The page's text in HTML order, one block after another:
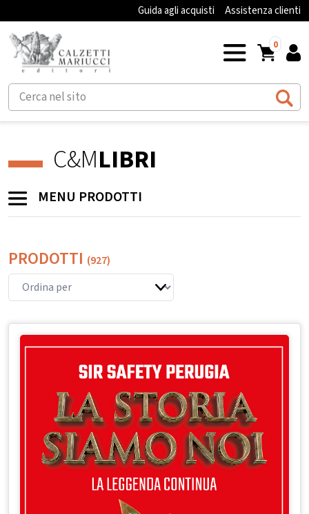
Guida agli acquisti Assistenza clienti
0
C&MLIBRI
MENU PRODOTTI
PRODOTTI (927)